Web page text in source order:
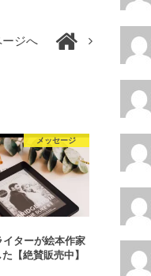
ージへ
メッセージ
ターが絵本作家
【絶賛販売中】